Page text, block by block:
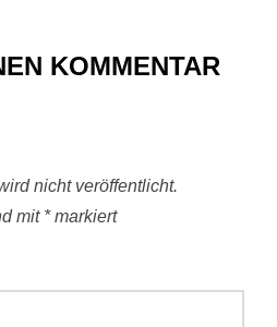
KOMMENTAR
nicht veröffentlicht.
mit *markiert